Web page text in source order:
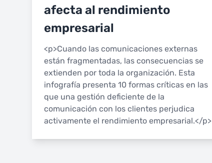
afecta al rendimiento
empresarial
<p>Cuando las comunicaciones externas
están fragmentadas, las consecuencias se
extienden por toda la organización. Esta
infografía presenta 10 formas críticas en las
que una gestión deficiente de la
comunicación con los clientes perjudica
activamente el rendimiento empresarial.</p>